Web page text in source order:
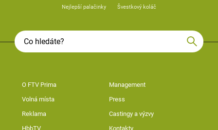
Nejlepší palačinky Švestkový koláč
O FTV Prima Management
Volná místa Press
Reklama Castingy a výzvy
HbbTV Kontakty